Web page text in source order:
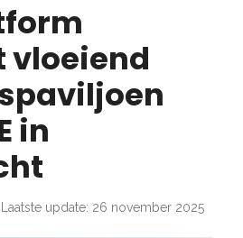
vloeiend
in
Laatste update: 26 november 2025